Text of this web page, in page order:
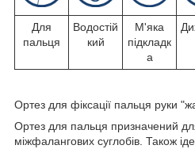
Для
пальця
Водостій
кий
М'яка
підкладк
а
Ортез для фіксації пальця руки
Ортез для пальця призначений для
міжфалангових суглобів. Також